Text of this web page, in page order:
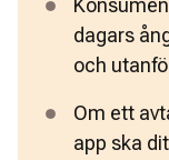
dagars
och
Om ett
app ska